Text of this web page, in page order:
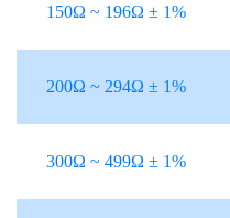
150Ω ~ 196Ω ± 1%
200Ω ~ 294Ω ± 1%
300Ω ~ 499Ω ± 1%